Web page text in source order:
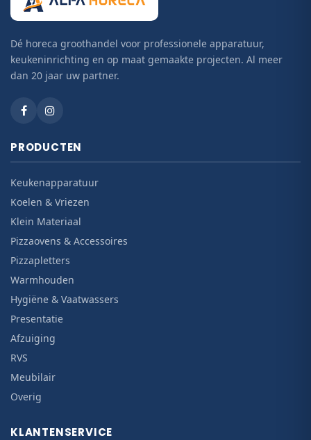
Dé horeca groothandel voor professionele apparatuur,
keukeninrichting en op maat gemaakte projecten. Al meer
dan 20 jaar uw partner.
PRODUCTEN
Keukenapparatuur
Koelen & Vriezen
Klein Materiaal
Pizzaovens & Accessoires
Pizzapletters
Warmhouden
Hygiëne & Vaatwassers
Presentatie
Afzuiging
RVS
Meubilair
Overig
KLANTENSERVICE